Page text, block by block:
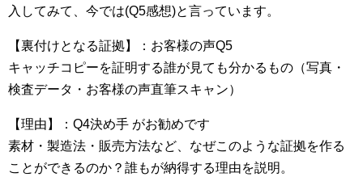
入してみて、今では(Q5感想)と言っています。
【裏付けとなる証拠】：お客様の声Q5
キャッチコピーを証明する誰が見ても分かるもの（写真・
検査データ・お客様の声直筆スキャン）
【理由】：Q4決め手 がお勧めです
素材・製造法・販売方法など、なぜこのような証拠を作る
ことができるのか？誰もが納得する理由を説明。